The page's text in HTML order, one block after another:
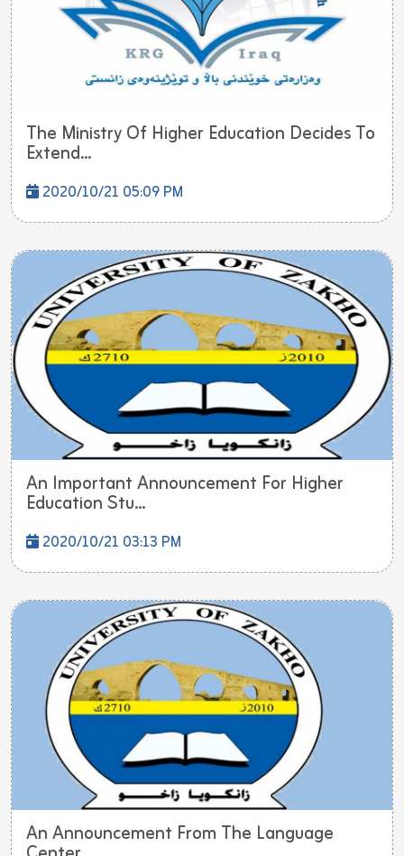
The Ministry Of Higher Education Decides To
Extend...
2020/10/21 05:09 PM
An Important Announcement For Higher
Education Stu...
2020/10/21 03:13 PM
An Announcement From The Language